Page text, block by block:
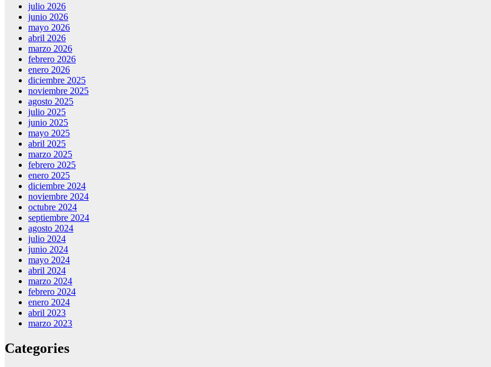
julio 2026
junio 2026
mayo 2026
abril 2026
marzo 2026
febrero 2026
enero 2026
diciembre 2025
noviembre 2025
agosto 2025
julio 2025
junio 2025
mayo 2025
abril 2025
marzo 2025
febrero 2025
enero 2025
diciembre 2024
noviembre 2024
octubre 2024
septiembre 2024
agosto 2024
julio 2024
junio 2024
mayo 2024
abril 2024
marzo 2024
febrero 2024
enero 2024
abril 2023
marzo 2023
Categories